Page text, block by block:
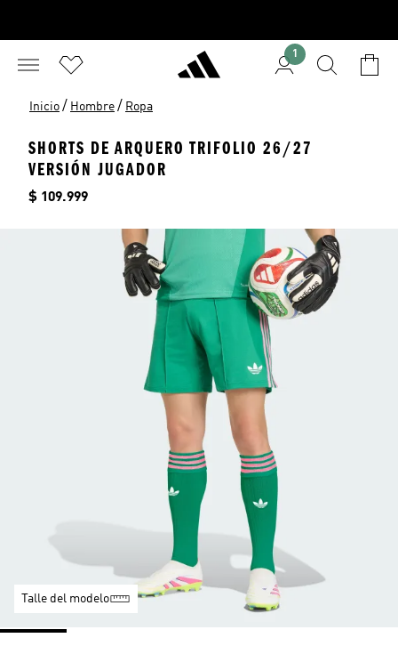
1
Inicio / Hombre / Ropa
SHORTS DE ARQUERO TRIFOLIO 26/27
VERSIÓN JUGADOR
Precio
$ 109.999
Talle del modelo